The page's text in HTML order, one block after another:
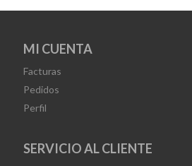
MI CUENTA
Facturas
Pedidos
Perfil
SERVICIO AL CLIENTE